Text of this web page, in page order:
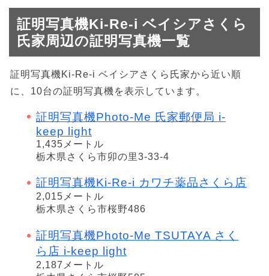
証明写真機Ki-Re-i ベイシアさくら
氏家周辺の証明写真機一覧
証明写真機Ki-Re-i ベイシアさくら氏家から近い順
に、10台の証明写真機を表示しています。
証明写真機Photo-Me 氏家郵便局 i-
keep light
1,435メートル
栃木県さくら市卯の里3-33-4
証明写真機Ki-Re-i カワチ薬品さくら店
2,015メートル
栃木県さくら市桜野486
証明写真機Photo-Me TSUTAYA さく
ら店 i-keep light
2,187メートル